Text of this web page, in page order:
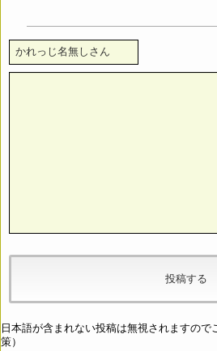
日本語が含まれない投稿は無視されますの
策）